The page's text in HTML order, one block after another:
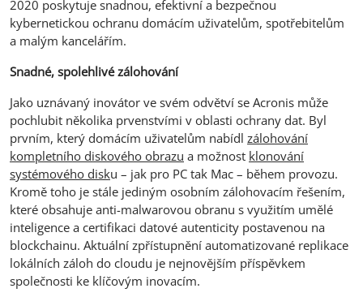
2020 poskytuje snadnou, efektivní a bezpečnou
kybernetickou ochranu domácím uživatelům, spotřebitelům
a malým kancelářím.
Snadné, spolehlivé zálohování
Jako uznávaný inovátor ve svém odvětví se Acronis může
pochlubit několika prvenstvími v oblasti ochrany dat. Byl
prvním, který domácím uživatelům nabídl zálohování
kompletního diskového obrazu a možnost klonování
systémového disku – jak pro PC tak Mac – během provozu.
Kromě toho je stále jediným osobním zálohovacím řešením,
které obsahuje anti-malwarovou obranu s využitím umělé
inteligence a certifikaci datové autenticity postavenou na
blockchainu. Aktuální zpřístupnění automatizované replikace
lokálních záloh do cloudu je nejnovějším příspěvkem
společnosti ke klíčovým inovacím.